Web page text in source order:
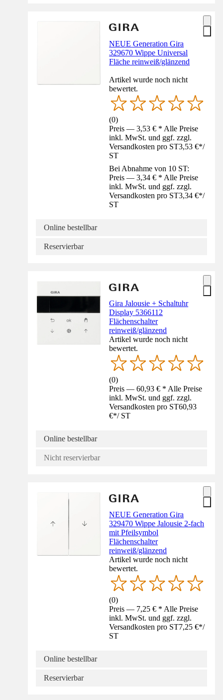
NEUE Generation Gira
329670 Wippe Universal
Fläche reinweiß/glänzend
Artikel wurde noch nicht
bewertet.
(0)
Preis — 3,53 € * Alle Preise
inkl. MwSt. und ggf. zzgl.
Versandkosten pro ST3,53 €*/
ST
Bei Abnahme von 10 ST:
Preis — 3,34 € * Alle Preise
inkl. MwSt. und ggf. zzgl.
Versandkosten pro ST3,34 €*/
ST
Online bestellbar
Reservierbar
Gira Jalousie + Schaltuhr
Display 5366112
Flächenschalter
reinweiß/glänzend
Artikel wurde noch nicht
bewertet.
(0)
Preis — 60,93 € * Alle Preise
inkl. MwSt. und ggf. zzgl.
Versandkosten pro ST60,93
€*/ ST
Online bestellbar
Nicht reservierbar
NEUE Generation Gira
329470 Wippe Jalousie 2-fach
mit Pfeilsymbol
Flächenschalter
reinweiß/glänzend
Artikel wurde noch nicht
bewertet.
(0)
Preis — 7,25 € * Alle Preise
inkl. MwSt. und ggf. zzgl.
Versandkosten pro ST7,25 €*/
ST
Online bestellbar
Reservierbar